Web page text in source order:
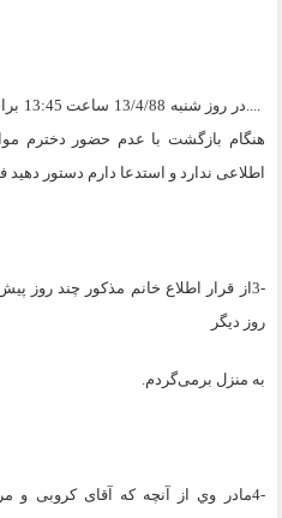
....
در
هنگام بازگشت با عدم حضور دخترم
اطلاعی ندارد و استدعا دارم دستور دهید
3- از قرار اطلاع خانم مذکور چند روز
روز دیگر
به منزل برمی‌گردم.
4-مادر وي از آنچه که آقای کروبی و